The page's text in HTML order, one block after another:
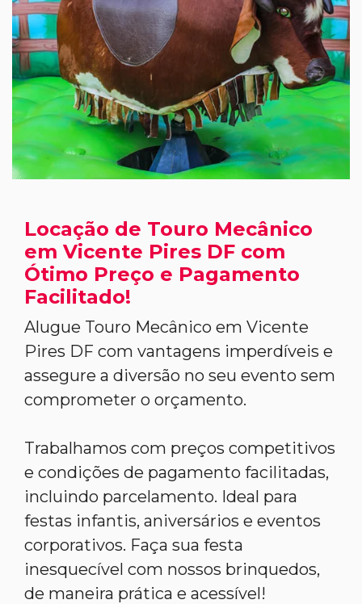
Locação de Touro Mecânico
em Vicente Pires DF com
Ótimo Preço e Pagamento
Facilitado!
Alugue Touro Mecânico em Vicente
Pires DF com vantagens imperdíveis e
assegure a diversão no seu evento sem
comprometer o orçamento.
Trabalhamos com preços competitivos
e condições de pagamento facilitadas,
incluindo parcelamento. Ideal para
festas infantis, aniversários e eventos
corporativos. Faça sua festa
inesquecível com nossos brinquedos,
de maneira prática e acessível!